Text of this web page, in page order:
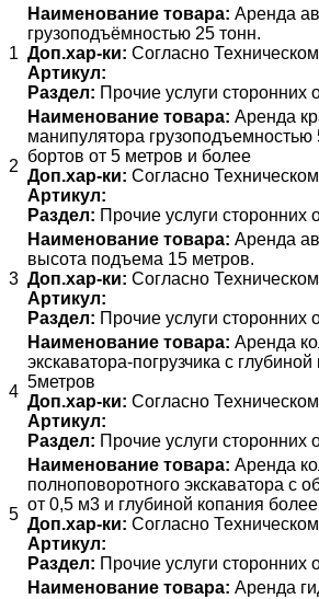
1
Наименование товара: Аренда
грузоподъёмностью 25 тонн.
Доп.хар-ки: Согласно
Артикул:
Раздел: Прочие услуги сторонних
2
Наименование товара: Аренда
манипулятора грузоподъемностью
бортов от 5 метров и более
Доп.хар-ки: Согласно
Артикул:
Раздел: Прочие услуги сторонних
3
Наименование товара: Аренда
высота подъема 15 метров.
Доп.хар-ки: Согласно
Артикул:
Раздел: Прочие услуги сторонних
4
Наименование товара: Аренда
экскаватора-погрузчика с
5метров
Доп.хар-ки: Согласно
Артикул:
Раздел: Прочие услуги сторонних
5
Наименование товара: Аренда
полноповоротного экскаватора с
от 0,5 м3 и глубиной копания
Доп.хар-ки: Согласно
Артикул:
Раздел: Прочие услуги сторонних
Наименование товара: Аренда